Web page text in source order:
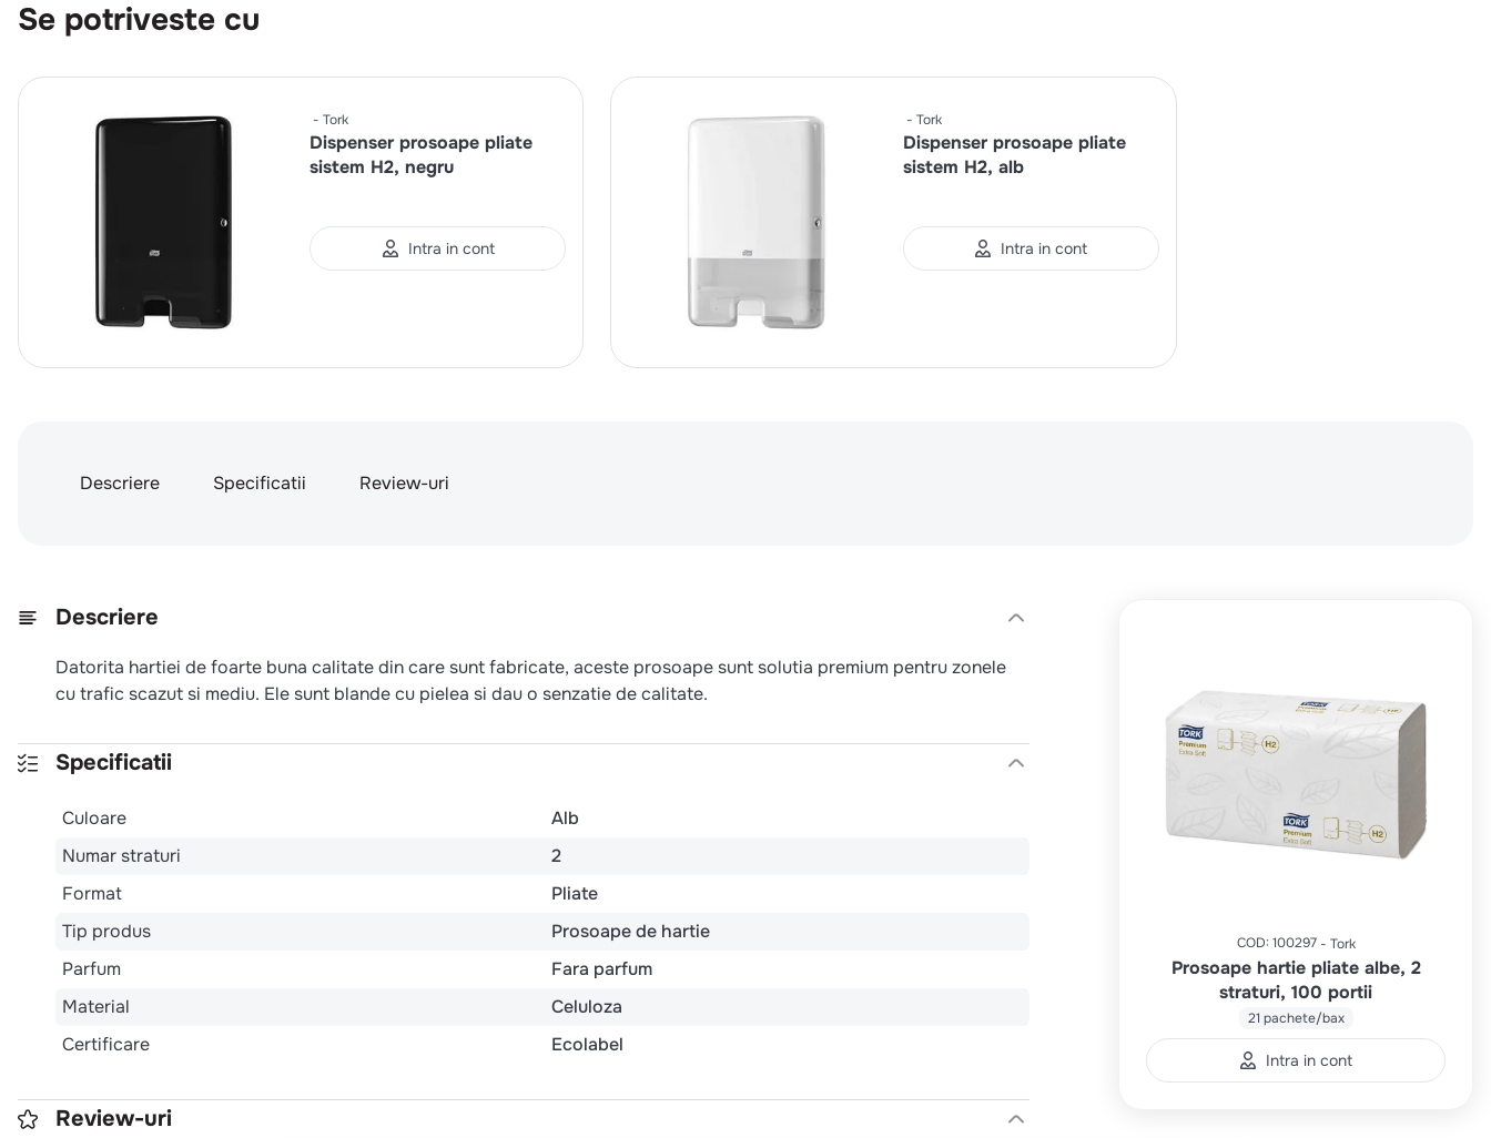
Se potriveste cu
Tork
Dispenser prosoape pliate
sistem H2, negru
Intra in cont
Tork
Dispenser prosoape pliate
sistem H2, alb
Intra in cont
Descriere Specificatii Review-uri
Descriere
Datorita hartiei de foarte buna calitate din care sunt fabricate, aceste prosoape sunt solutia premium pentru zonele
cu trafic scazut si mediu. Ele sunt blande cu pielea si dau o senzatie de calitate.
Specificatii
Culoare
Alb
Numar straturi
2
Format
Pliate
Tip produs
Prosoape de hartie
Parfum
Fara parfum
Material
Celuloza
Certificare
Ecolabel
Review-uri
COD: 100297 Tork
Prosoape hartie pliate albe, 2
straturi, 100 portii
21 pachete/bax
Intra in cont